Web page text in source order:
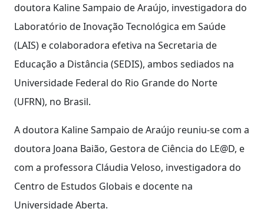
doutora Kaline Sampaio de Araújo, investigadora do
Laboratório de Inovação Tecnológica em Saúde
(LAIS) e colaboradora efetiva na Secretaria de
Educação a Distância (SEDIS), ambos sediados na
Universidade Federal do Rio Grande do Norte
(UFRN), no Brasil.
A doutora Kaline Sampaio de Araújo reuniu-se com a
doutora Joana Baião, Gestora de Ciência do LE@D, e
com a professora Cláudia Veloso, investigadora do
Centro de Estudos Globais e docente na
Universidade Aberta.